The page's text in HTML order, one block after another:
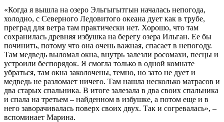
«Когда я вышла на озеро Эльгыгытгын началась непогода,
холодно, с Северного Ледовитого океана дует как в трубе,
преград для ветра там практически нет. Хорошо, что там
сохранилась древняя избушка на берегу озера Ильган. Ее бы
починить, потому что она очень важная, спасает в непогоду.
Там медведь выломал окна, внутрь залезли росомахи, песцы и
устроили беспорядок. Я смогла только в одной комнате
убраться, там окна заколочены, темно, но зато не дует и
медведь не разломает ничего. Там нашла несколько матрасов и
два старых спальника. В итоге залезала в два своих спальника
и спала на третьем – найденном в избушке, а потом еще и в
него заворачивалась поверх своих двух. Так и согревалась», –
вспоминает Марина.